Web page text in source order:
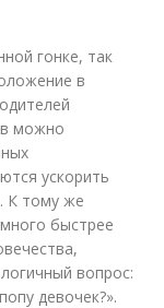
гонке, так
в
можно
ускорить
К тому же
быстрее
вопрос:
девочек?».